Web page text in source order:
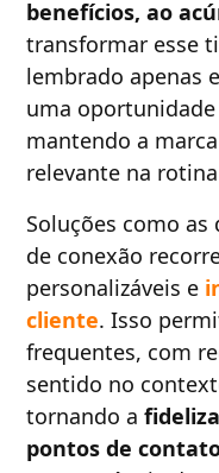
benefícios, ao
transformar esse
lembrado apenas
uma
mantendo a
relevante na
Soluções como
de conexão
personalizáveis e
cliente. Isso
frequentes, com
sentido no
tornando a
pontos de